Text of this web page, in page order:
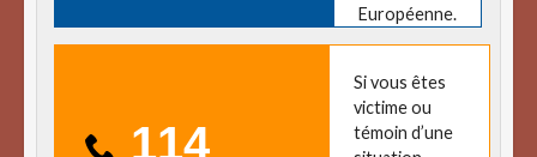
Européenne.
114
Si vous êtes
victime ou
témoin d’une